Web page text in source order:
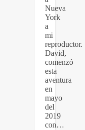
Nueva
York
a
mi
reproductor.
David,
comenzó
esta
aventura
en
mayo
del
2019
con…